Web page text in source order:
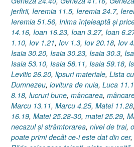
jerfirii, Ieremia 11.5, Ieremia 24.7,
Ieremia 51.56, Inima înţeleaptă şi
14.16, Ioan 16.23, Ioan 3.27, Ioan
1.10, Iov 1.21, Iov 1.3, Iov 20.18, Iov
Isaia 30.20, Isaia 30.23, Isaia 30.3,
Isaia 53.10, Isaia 58.11, Isaia 59.18,
Levitic 26.20, lipsuri materiale, Lista
Dumnezeu, lovitura de nuia, Luca
8.18, lucruri bune, mâncarea,
Marcu 13.11, Marcu 4.25, Matei 11.28,
16.19, Matei 25.28-30, matei 25.29,
necazul şi strâmtorarea, nivel de trai,
poate primi decât ce-i este dat din cer,